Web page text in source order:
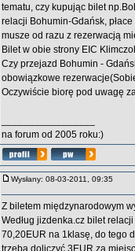
tematu, czy kupując bilet
relacji Bohumin-Gdańsk,
musze od razu z rezerwacją
Bilet w obie strony EIC
Czy przejazd Bohumin -
obowiązkowe
Oczywiście biorę pod uwagę
na forum od 2005 roku:)
Wysłany: 08-03-2011, 09:35
Z biletem międzynarodowym
Według jizdenka.cz bilet
70,20EUR na 1klasę, do tego
trzeba doliczyć 3EUR za